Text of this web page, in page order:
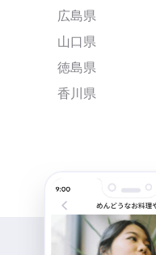
広島県
山口県
徳島県
香川県